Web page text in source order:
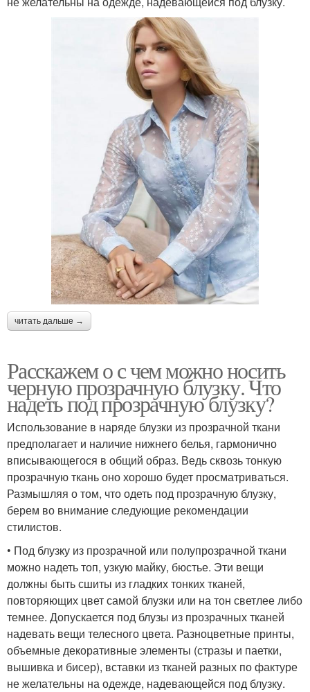
читать дальше →
Расскажем о с чем можно носить
черную прозрачную блузку. Что
надеть под прозрачную блузку?
Использование в наряде блузки из прозрачной ткани
предполагает и наличие нижнего белья, гармонично
вписывающегося в общий образ. Ведь сквозь тонкую
прозрачную ткань оно хорошо будет просматриваться.
Размышляя о том, что одеть под прозрачную блузку,
берем во внимание следующие рекомендации
стилистов.
• Под блузку из прозрачной или полупрозрачной ткани
можно надеть топ, узкую майку, бюстье. Эти вещи
должны быть сшиты из гладких тонких тканей,
повторяющих цвет самой блузки или на тон светлее либо
темнее. Допускается под блузы из прозрачных тканей
надевать вещи телесного цвета. Разноцветные принты,
объемные декоративные элементы (стразы и паетки,
вышивка и бисер), вставки из тканей разных по фактуре
не желательны на одежде, надевающейся под блузку.